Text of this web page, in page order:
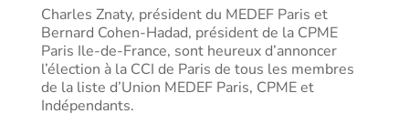
Charles Znaty, président du MEDEF Paris et
Bernard Cohen-Hadad, président de la CPME
Paris Ile-de-France, sont heureux d’annoncer
l’élection à la CCI de Paris de tous les membres
de la liste d’Union MEDEF Paris, CPME et
Indépendants.